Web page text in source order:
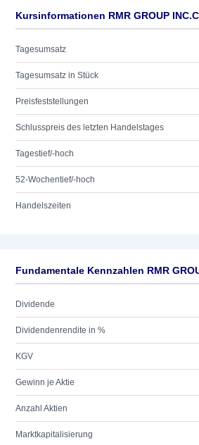
Kursinformationen RMR GROUP
Tagesumsatz
Tagesumsatz in Stück
Preisfeststellungen
Schlusspreis des letzten Handelstages
Tagestief/-hoch
52-Wochentief/-hoch
Handelszeiten
Dividende
Dividendenrendite in %
KGV
Gewinn je Aktie
Anzahl Aktien
Marktkapitalisierung